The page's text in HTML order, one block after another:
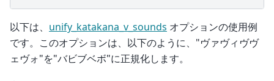
以下は、 unify_katakana_v_sounds オプションの使用例
です。このオプションは、以下のように、"ヴァヴィヴヴ
ェヴォ"を"バビブベボ"に正規化します。